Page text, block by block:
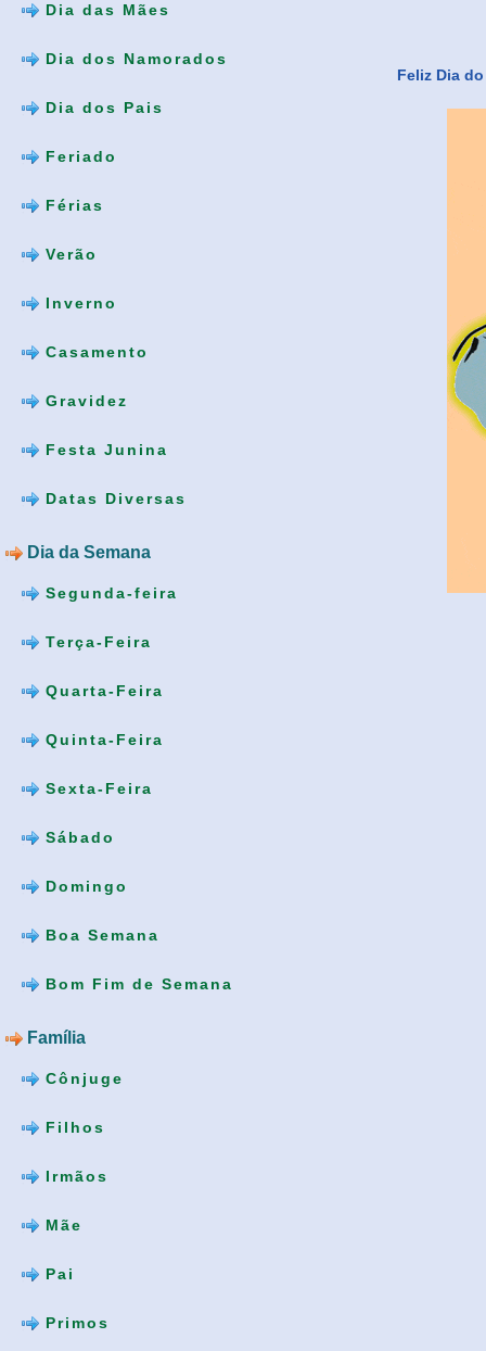
Dia das Mães
Dia dos Namorados
Dia dos Pais
Feriado
Férias
Verão
Inverno
Casamento
Gravidez
Festa Junina
Datas Diversas
Dia da Semana
Segunda-feira
Terça-Feira
Quarta-Feira
Quinta-Feira
Sexta-Feira
Sábado
Domingo
Boa Semana
Bom Fim de Semana
Família
Cônjuge
Filhos
Irmãos
Mãe
Pai
Primos
Feliz Dia